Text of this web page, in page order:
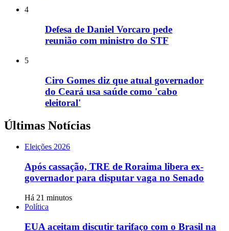
4
Defesa de Daniel Vorcaro pede
reunião com ministro do STF
5
Ciro Gomes diz que atual governador
do Ceará usa saúde como 'cabo
eleitoral'
Últimas Notícias
Eleições 2026
Após cassação, TRE de Roraima libera ex-
governador para disputar vaga no Senado
Há 21 minutos
Política
EUA aceitam discutir tarifaço com o Brasil na